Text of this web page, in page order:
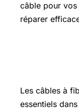
câble pour
réparer
Les câbles à
essentiels